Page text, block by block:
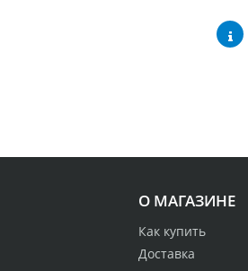
О МАГАЗИНЕ
Как купить
Доставка